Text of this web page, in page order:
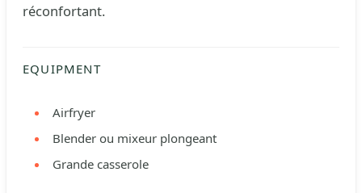
réconfortant.
EQUIPMENT
Airfryer
Blender ou mixeur plongeant
Grande casserole